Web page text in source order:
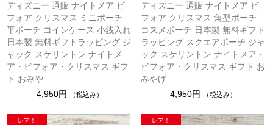
ディズニー 通販 ナイトメア ビ
フォア クリスマス ミニポーチ
平ポーチ コインケース 小銭入れ
日本製 無料ギフトラッピング ジ
ャック スケリントン ナイトメ
ア・ビフォア・クリスマス ギフ
ト おみや
4,950円
（税込み）
ディズニー 通販 ナイトメア ビ
フォア クリスマス 角型ポーチ
コスメポーチ 日本製 無料ギフト
ラッピング スクエアポーチ ジャ
ック スケリントン ナイトメア・
ビフォア・クリスマス ギフト お
みやげ
4,950円
（税込み）